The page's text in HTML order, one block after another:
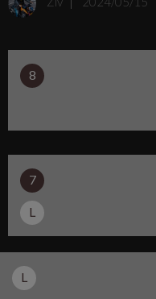
在6月1日起推出全新的“
8
7
L
L